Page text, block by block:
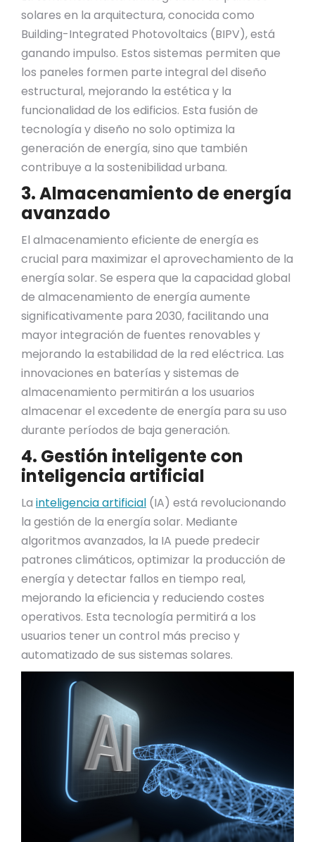
solares en la arquitectura, conocida como
Building-Integrated Photovoltaics (BIPV), está
ganando impulso. Estos sistemas permiten que
los paneles formen parte integral del diseño
estructural, mejorando la estética y la
funcionalidad de los edificios. Esta fusión de
tecnología y diseño no solo optimiza la
generación de energía, sino que también
contribuye a la sostenibilidad urbana.
3. Almacenamiento de energía
avanzado
El almacenamiento eficiente de energía es
crucial para maximizar el aprovechamiento de la
energía solar. Se espera que la capacidad global
de almacenamiento de energía aumente
significativamente para 2030, facilitando una
mayor integración de fuentes renovables y
mejorando la estabilidad de la red eléctrica. Las
innovaciones en baterías y sistemas de
almacenamiento permitirán a los usuarios
almacenar el excedente de energía para su uso
durante períodos de baja generación.
4. Gestión inteligente con
inteligencia artificial
La inteligencia artificial (IA) está revolucionando
la gestión de la energía solar. Mediante
algoritmos avanzados, la IA puede predecir
patrones climáticos, optimizar la producción de
energía y detectar fallos en tiempo real,
mejorando la eficiencia y reduciendo costes
operativos. Esta tecnología permitirá a los
usuarios tener un control más preciso y
automatizado de sus sistemas solares.